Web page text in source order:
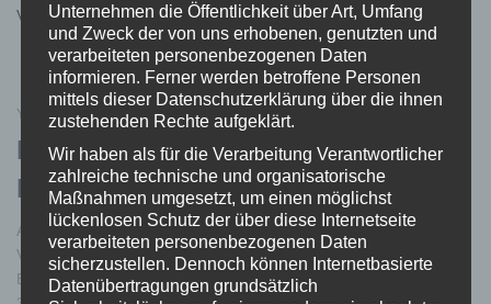
Von
Tobias, vor6 Jahren
YAMAHA
Neues Tuning für Yamaha PW-X /
PW-SE / PW-ST / PW-TE / PW-X2
Ab heute ist unser Tuning-Modul für die Yamaha-Antriebe in der
Version 2 verfügbar. Das Modul hat deutlich an Größe verloren.
Es ist jetzt 40% kleiner geworden. Das Gehäuse misst nur noch
Unternehmen die Öffentlichkeit über Art, Umfang
und Zweck der von uns erhobenen, genutzten und
verarbeiteten personenbezogenen Daten
informieren. Ferner werden betroffene Personen
mittels dieser Datenschutzerklärung über die ihnen
zustehenden Rechte aufgeklärt.
Wir haben als für die Verarbeitung Verantwortlicher
zahlreiche technische und organisatorische
Maßnahmen umgesetzt, um einen möglichst
lückenlosen Schutz der über diese Internetseite
verarbeiteten personenbezogenen Daten
sicherzustellen. Dennoch können Internetbasierte
Datenübertragungen grundsätzlich